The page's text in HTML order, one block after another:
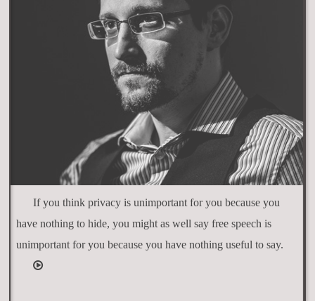
If you think privacy is unimportant for you because you
have nothing to hide, you might as well say free speech is
unimportant for you because you have nothing useful to say.